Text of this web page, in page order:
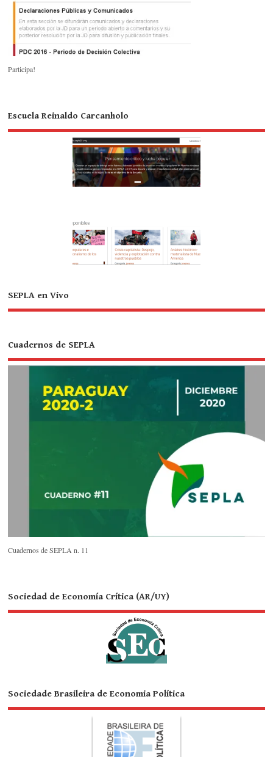
Participa!
Escuela Reinaldo Carcanholo
SEPLA en Vivo
Cuadernos de SEPLA
Cuadernos de SEPLA n. 11
Sociedad de Economía Crítica (AR/UY)
Sociedade Brasileira de Economia Política